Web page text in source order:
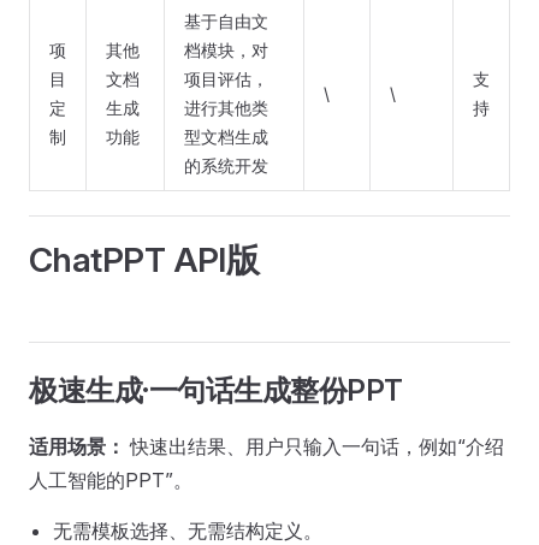
项
目
定
制
其他
文档
生成
功能
基于自由文
档模块，对
项目评估，
进行其他类
型文档生成
的系统开发
\ \
支
持
ChatPPT API版
极速生成·一句话生成整份PPT
适用场景： 快速出结果、用户只输入一句话，例如“介绍
人工智能的PPT”。
无需模板选择、无需结构定义。